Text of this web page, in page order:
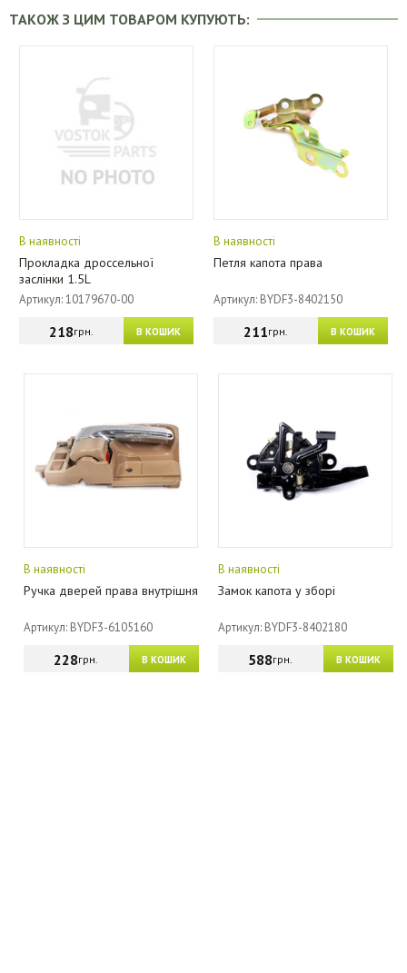
ТАКОЖ З ЦИМ ТОВАРОМ КУПУЮТЬ:
В наявності
Прокладка дроссельної
заслінки 1.5L
Артикул: 10179670-00
В КОШИК
218грн.
В наявності
Петля капота права
Артикул: BYDF3-8402150
В КОШИК
211грн.
В наявності
Ручка дверей права внутрішня
Артикул: BYDF3-6105160
В КОШИК
228грн.
В наявності
Замок капота у зборі
Артикул: BYDF3-8402180
В КОШИК
588грн.